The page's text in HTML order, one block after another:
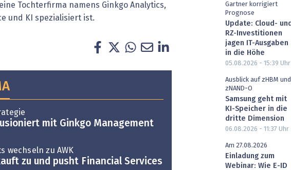
Tochterfirma namens Ginkgo Analytics,
und KI spezialisiert ist.
mit Ginkgo Management
wechseln zu AWK
zu und pusht Financial Services
Gartner korrigiert
Prognose
Update: Cloud-
RZ-Investitionen
jagen IT-Ausgaben
in die Höhe
05.08.2026 - 15:39 Uhr
Ausblick auf zHBM und
zNAND-O
Samsung geht mit
KI-Speicher in die
dritte Dimension
06.08.2026 - 11:37 Uhr
Am 27.08.2026
Einladung zum
Webinar: Wie E-ID